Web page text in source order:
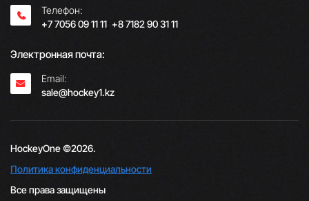
Телефон:
+7 7056 09 11 11; +8 7182 90 31 11
Электронная почта:
Email:
sale@hockey1.kz
HockeyOne ©2026.
Политика конфиденциальности
Все права защищены